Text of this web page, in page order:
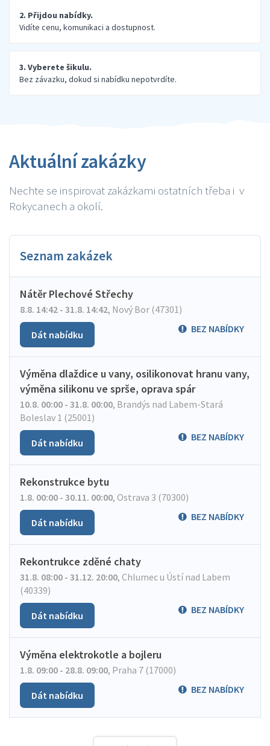
2. Přijdou nabídky.
Vidíte cenu, komunikaci a dostupnost.
3. Vyberete šikulu.
Bez závazku, dokud si nabídku nepotvrdíte.
Aktuální zakázky
Nechte se inspirovat zakázkami ostatních třeba i v
Rokycanech a okolí.
Seznam zakázek
Nátěr Plechové Střechy
8.8. 14:42 - 31.8. 14:42, Nový Bor (47301)
BEZ NABÍDKY
Dát nabídku
Výměna dlaždice u vany, osilikonovat hranu vany,
výměna silikonu ve sprše, oprava spár
10.8. 00:00 - 31.8. 00:00, Brandýs nad Labem-Stará
Boleslav 1 (25001)
BEZ NABÍDKY
Dát nabídku
Rekonstrukce bytu
1.8. 00:00 - 30.11. 00:00, Ostrava 3 (70300)
BEZ NABÍDKY
Dát nabídku
Rekontrukce zděné chaty
31.8. 08:00 - 31.12. 20:00, Chlumec u Ústí nad Labem
(40339)
BEZ NABÍDKY
Dát nabídku
Výměna elektrokotle a bojleru
1.8. 09:00 - 28.8. 09:00, Praha 7 (17000)
BEZ NABÍDKY
Dát nabídku